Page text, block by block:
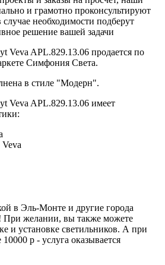
и грамотно проконсультируют
необходимости подберут
решение вашей задачи
Veva APL.829.13.06 продается по
Симфония Света.
в стиле "Модерн".
Veva APL.829.13.06 имеет
в Эль-Монте и другие города
При желании, вы также можете
и установке светильников. А при
р - услуга оказывается